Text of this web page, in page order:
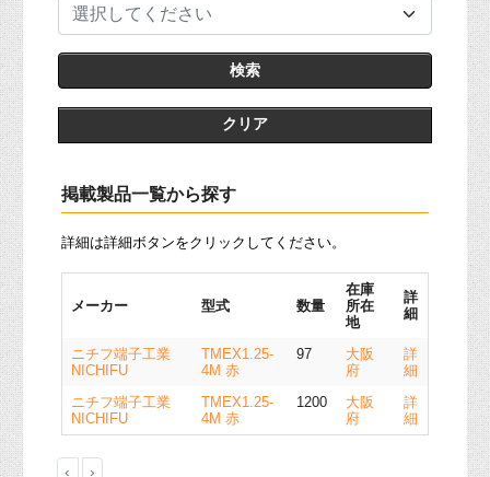
選択してください
クリア
掲載製品一覧から探す
詳細は詳細ボタンをクリックしてください。
メーカー 型式 数量
在庫
所在
地
詳
細
ニチフ端子工業
NICHIFU
TMEX1.25-
4M 赤
97
大阪
府
詳
細
ニチフ端子工業
NICHIFU
TMEX1.25-
4M 赤
1200
大阪
府
詳
細
‹ ›